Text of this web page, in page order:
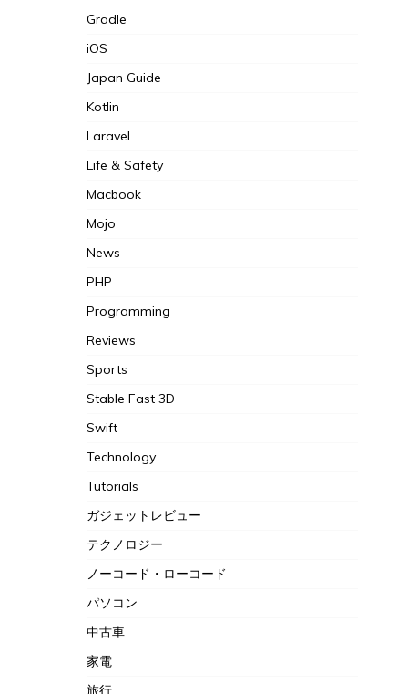
Gradle
iOS
Japan Guide
Kotlin
Laravel
Life & Safety
Macbook
Mojo
News
PHP
Programming
Reviews
Sports
Stable Fast 3D
Swift
Technology
Tutorials
ガジェットレビュー
テクノロジー
ノーコード・ローコード
パソコン
中古車
家電
旅行